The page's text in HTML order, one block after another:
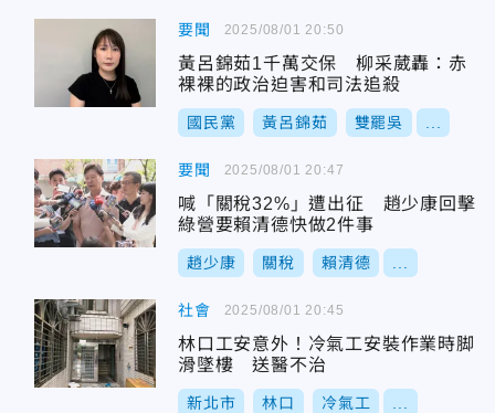
要聞
黃呂錦茹1千萬交保 柳采葳轟：赤
裸裸的政治迫害和司法追殺
國民黨 黃呂錦茹 雙罷吳
2025/08/01 20:50
要聞
喊「關稅32%」遭出征 趙少康回擊
綠營要賴清德快做2件事
趙少康 關稅 賴清德
2025/08/01 20:47
社會
林口工安意外！冷氣工安裝作業時脚
滑墜樓 送醫不治
新北市 林口 冷氣工
2025/08/01 20:45